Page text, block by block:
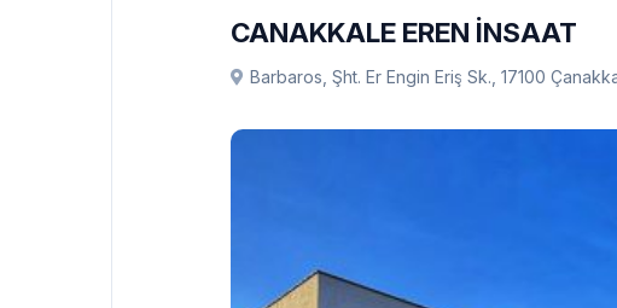
CANAKKALE EREN İNSAAT
Barbaros, Şht. Er Engin Eriş Sk., 17100